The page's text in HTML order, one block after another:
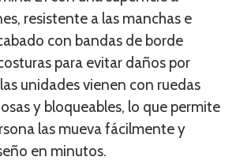
resistente a las manchas e
con bandas de borde
para evitar daños por
unidades vienen con ruedas
y bloqueables, lo que permite
las mueva fácilmente y
en minutos.